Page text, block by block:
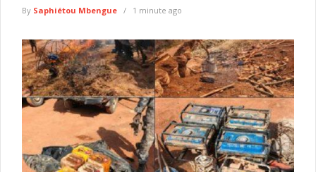
By Saphiétou Mbengue 1 minute ago